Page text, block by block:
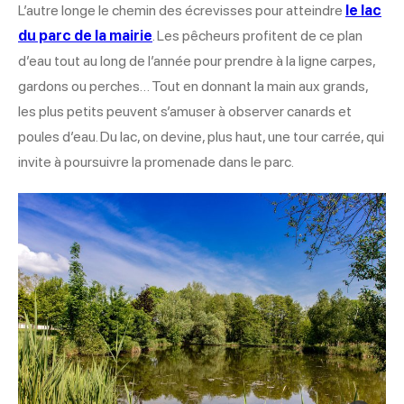
L’autre longe le chemin des écrevisses pour atteindre le lac
du parc de la mairie . Les pêcheurs profitent de ce plan
d’eau tout au long de l’année pour prendre à la ligne carpes,
gardons ou perches… Tout en donnant la main aux grands,
les plus petits peuvent s’amuser à observer canards et
poules d’eau. Du lac, on devine, plus haut, une tour carrée, qui
invite à poursuivre la promenade dans le parc.